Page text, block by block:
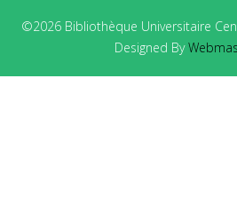
©2026 Bibliothèque Universitaire
Designed By